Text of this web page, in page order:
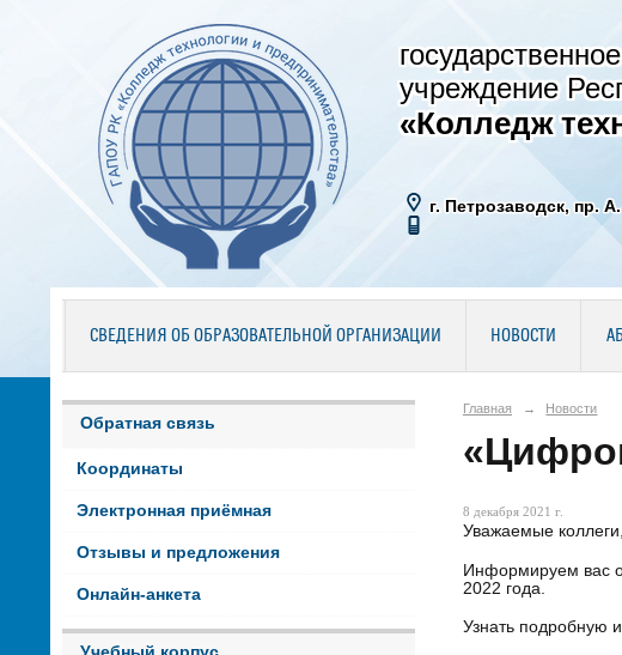
учреждение
«Колледж
г. Петрозаводск, пр.
СВЕДЕНИЯ ОБ ОБРАЗОВАТЕЛЬНОЙ ОРГАНИЗАЦИИ НОВОСТИ
Обратная связь
Координаты
Электронная приёмная
Отзывы и предложения
Онлайн-анкета
Главная → Новости
8 декабря 2021 г.
Уважаемые
Информируем вас о
2022 года.
Узнать подробную